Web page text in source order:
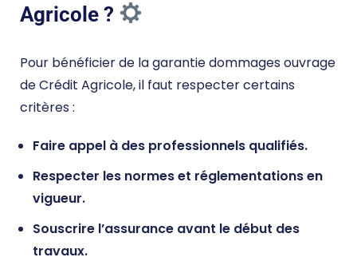
Agricole ?
Pour bénéficier de la garantie dommages ouvrage
de Crédit Agricole, il faut respecter certains
critères :
Faire appel à des professionnels qualifiés.
Respecter les normes et réglementations en
vigueur.
Souscrire l’assurance avant le début des
travaux.